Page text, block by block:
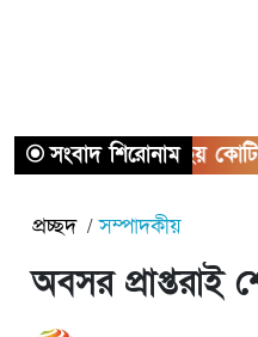
সংবাদ শিরোনাম
সাতক্ষীরায় ছয় কোটি
প্রচ্ছদ সম্পাদকীয়
অবসর প্রাপ্তরাই